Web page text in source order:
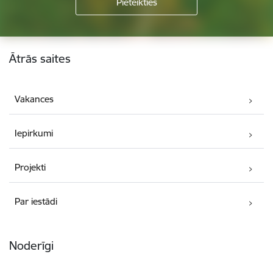
Kājene
Ātrās saites
Vakances
Iepirkumi
Projekti
Par iestādi
Noderīgi